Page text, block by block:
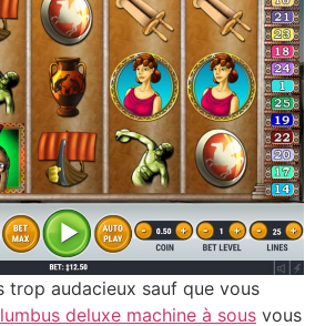
trop audacieux sauf que vous
deluxe machine à sous vous